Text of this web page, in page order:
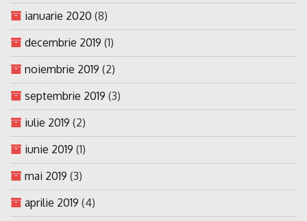
ianuarie 2020 (8)
decembrie 2019 (1)
noiembrie 2019 (2)
septembrie 2019 (3)
iulie 2019 (2)
iunie 2019 (1)
mai 2019 (3)
aprilie 2019 (4)